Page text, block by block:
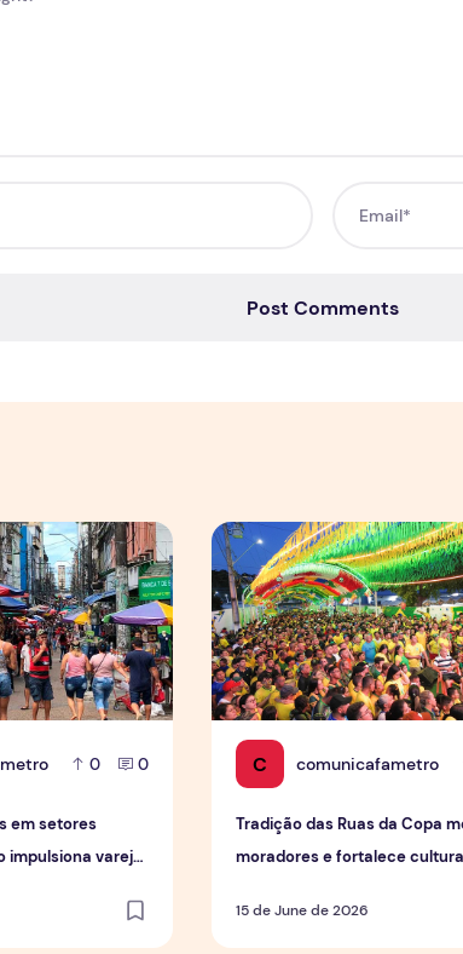
Post Comments
0 0
em setores
impulsiona varejo
em setores específicos, mas não impulsiona varejo
C comunicafametro
Tradição das Ruas da Copa
moradores e fortalece
15 de June de 2026
Tradição das Ruas da